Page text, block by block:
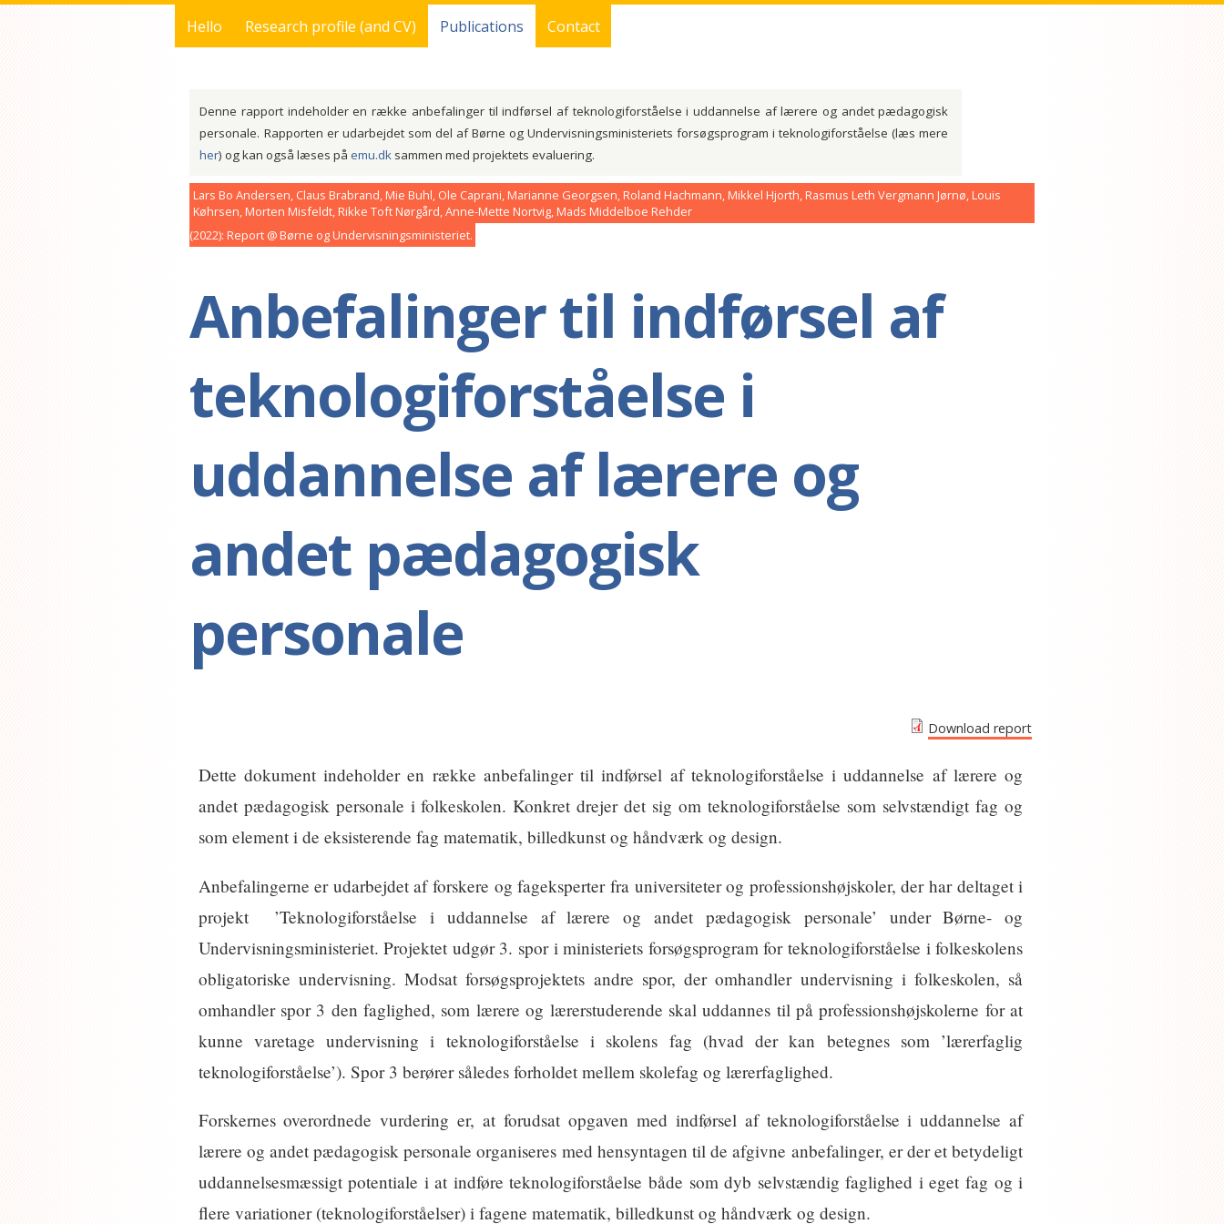
Hello Research profile (and CV) Publications Contact
Denne rapport indeholder en række anbefalinger til indførsel af teknologiforståelse i uddannelse af lærere og andet pædagogisk
personale. Rapporten er udarbejdet som del af Børne og Undervisningsministeriets forsøgsprogram i teknologiforståelse (læs mere
her) og kan også læses påemu.dk sammen med projektets evaluering.
Lars Bo Andersen, Claus Brabrand, Mie Buhl, Ole Caprani, Marianne Georgsen, Roland Hachmann, Mikkel Hjorth, Rasmus Leth Vergmann Jørnø, Louis
Køhrsen, Morten Misfeldt, Rikke Toft Nørgård, Anne-Mette Nortvig, Mads Middelboe Rehder
2022 Report Børne og Undervisningsministeriet
Anbefalinger til indførsel af
teknologiforståelse i
uddannelse af lærere og
andet pædagogisk
personale
Download report
Dette dokument indeholder en række anbefalinger til indførsel af teknologiforståelse i uddannelse af lærere og
andet pædagogisk personale i folkeskolen. Konkret drejer det sig om teknologiforståelse som selvstændigt fag og
som element i de eksisterende fag matematik, billedkunst og håndværk og design.
Anbefalingerne er udarbejdet af forskere og fageksperter fra universiteter og professionshøjskoler, der har deltaget i
projekt ’Teknologiforståelse i uddannelse af lærere og andet pædagogisk personale’ under Børne- og
Undervisningsministeriet. Projektet udgør 3. spor i ministeriets forsøgsprogram for teknologiforståelse i folkeskolens
obligatoriske undervisning. Modsat forsøgsprojektets andre spor, der omhandler undervisning i folkeskolen, så
omhandler spor 3 den faglighed, som lærere og lærerstuderende skal uddannes til på professionshøjskolerne for at
kunne varetage undervisning i teknologiforståelse i skolens fag (hvad der kan betegnes som ’lærerfaglig
teknologiforståelse’). Spor 3 berører således forholdet mellem skolefag og lærerfaglighed.
Forskernes overordnede vurdering er, at forudsat opgaven med indførsel af teknologiforståelse i uddannelse af
lærere og andet pædagogisk personale organiseres med hensyntagen til de afgivne anbefalinger, er der et betydeligt
uddannelsesmæssigt potentiale i at indføre teknologiforståelse både som dyb selvstændig faglighed i eget fag og i
flere variationer (teknologiforståelser) i fagene matematik, billedkunst og håndværk og design.